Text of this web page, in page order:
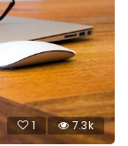
1 7.3k